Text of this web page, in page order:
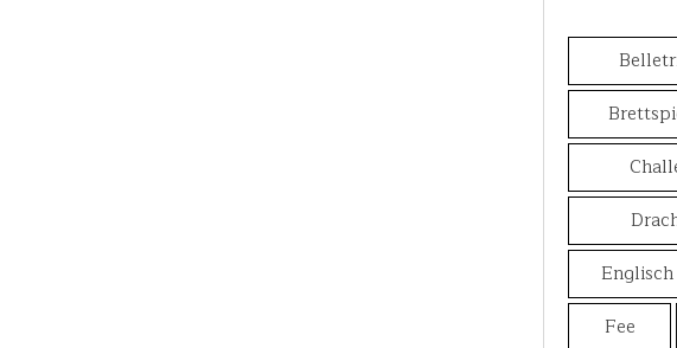
Englisch
Fee